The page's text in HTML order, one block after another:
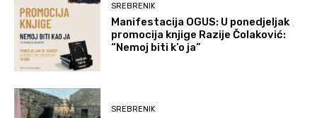
SREBRENIK
Manifestacija OGUS: U ponedjeljak
promocija knjige Razije Čolaković:
“Nemoj biti k’o ja”
SREBRENIK